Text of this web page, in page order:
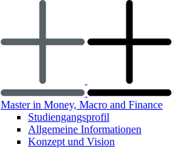
Master in Money, Macro and Finance
Studiengangsprofil
Allgemeine Informationen
Konzept und Vision